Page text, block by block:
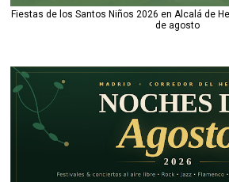
Fiestas de los Santos Niños 2026 en Alcalá de
de agosto